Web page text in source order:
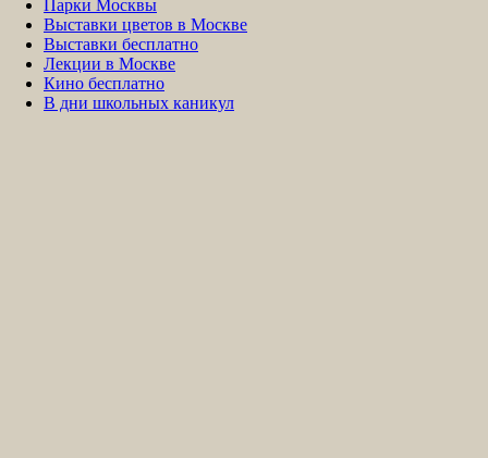
Парки Москвы
Выставки цветов в Москве
Выставки бесплатно
Лекции в Москве
Кино бесплатно
В дни школьных каникул